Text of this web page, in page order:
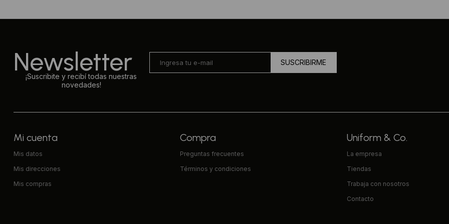
Newsletter
¡Suscribite y recibí todas nuestras
novedades!
SUSCRIBIRME
Mi cuenta
Mis datos
Mis direcciones
Mis compras
Compra
Preguntas frecuentes
Términos y condiciones
Uniform & Co.
La empresa
Tiendas
Trabaja con nosotros
Contacto